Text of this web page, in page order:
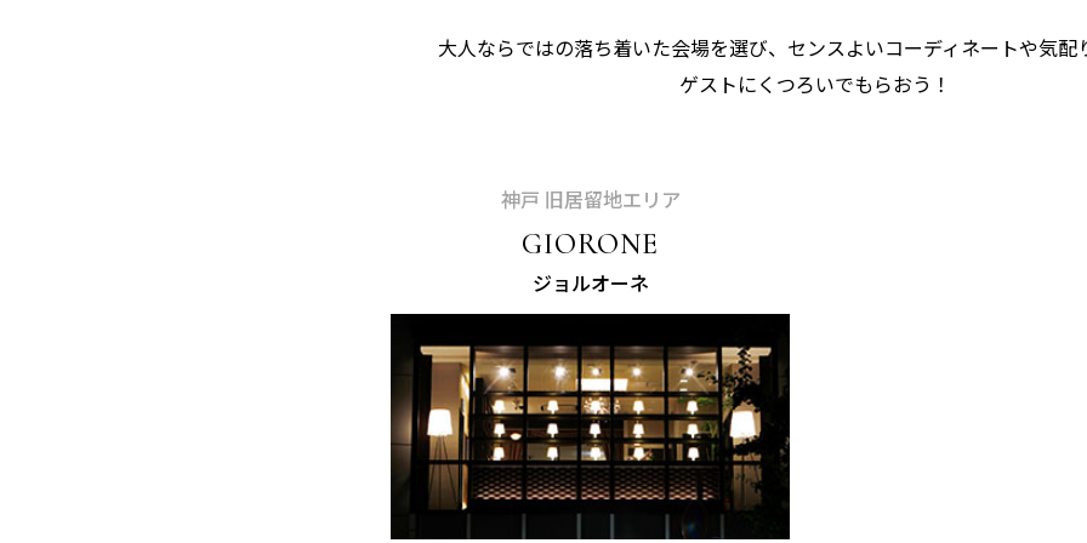
大人ならではの落ち着いた会場を選び、 センスよいコーディネートや気配
ゲストにくつろいでもらおう！
神戸 旧居留地エリア
GIORONE
ジョルオーネ